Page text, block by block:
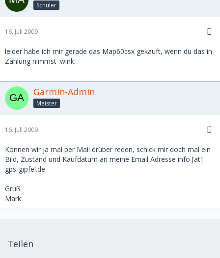
Schüler
16. Juli 2009
leider habe ich mir gerade das Map60csx gekauft, wenn du das in
Zahlung nimmst :wink:
Garmin-Admin
Meister
16. Juli 2009
Können wir ja mal per Mail drüber reden, schick mir doch mal ein
Bild, Zustand und Kaufdatum an meine Email Adresse info [at]
gps-gipfel.de
Gruß
Mark
Teilen